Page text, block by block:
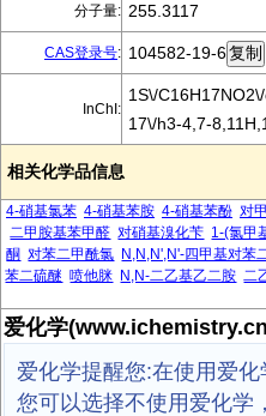
分子量: 255.3117
CAS登录号: 104582-19-6
InChI:
1S\/
17\/h3-4,7-
相关化学品信息
4-硝基氯苯 4-硝基苯胺 4-硝基苯酚 对
二甲胺基苯甲醛 对硝基溴化苄 1-(氯甲
酮 对苯二甲酰氯 N,N,N',N'-四甲基对苯
苯二硫醚 喷他脒 N,N-二乙基乙二胺 二
爱化学
爱化学提醒您:在使用爱
您可以选择不使用爱化学